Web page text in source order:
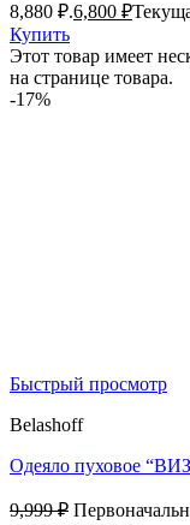
8,880 ₽.6,800 ₽
Купить
Этот товар имеет
на странице товара.
-17%
Быстрый просмотр
Belashoff
Одеяло пуховое
9,999₽